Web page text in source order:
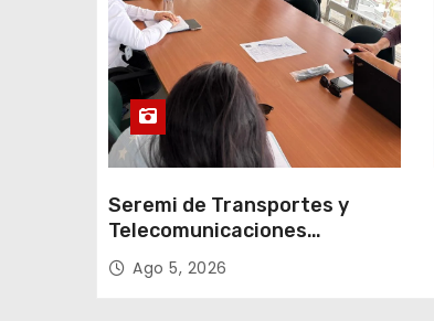
a
d
a
s
Seremi de Transportes y
Telecomunicaciones
encabezó primera mesa de
coordinación para el retiro de
Ago 5, 2026